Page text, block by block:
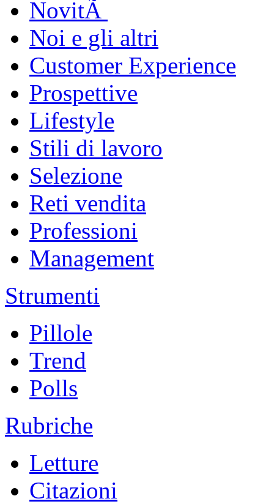
NovitÃ
Noi e gli altri
Customer Experience
Prospettive
Lifestyle
Stili di lavoro
Selezione
Reti vendita
Professioni
Management
Strumenti
Pillole
Trend
Polls
Rubriche
Letture
Citazioni